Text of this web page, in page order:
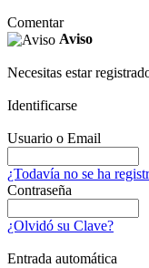
Comentar
Aviso
Necesitas estar
Identificarse
Usuario o Email
¿Todavía no se ha
Contraseña
¿Olvidó su Clave?
Entrada automática